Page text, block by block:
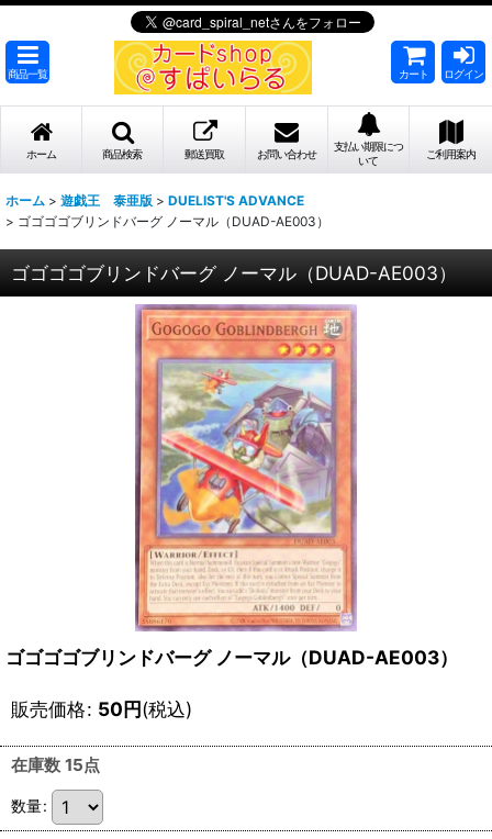
商品一覧 カート ログイン
ホーム 商品検索 郵送買取 お問い合わせ
支払い期限につ
いて
ご利用案内
ホーム > 遊戯王 泰亜版 > DUELIST'S ADVANCE
> ゴゴゴゴブリンドバーグ ノーマル（DUAD-AE003）
ゴゴゴゴブリンドバーグ ノーマル（DUAD-AE003）
ゴゴゴゴブリンドバーグ ノーマル（DUAD-AE003）
販売価格: 50円(税込)
在庫数 15点
数量: